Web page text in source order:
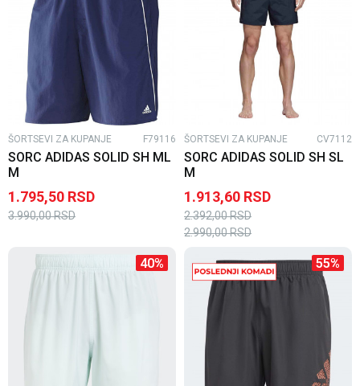
ŠORTSEVI ZA KUPANJE F79116
SORC ADIDAS SOLID SH ML
M
1.795,50 RSD
3.990,00RSD
ŠORTSEVI ZA KUPANJE CV7112
SORC ADIDAS SOLID SH SL
M
1.913,60 RSD
2.392,00RSD
2.990,00RSD
40% 55%